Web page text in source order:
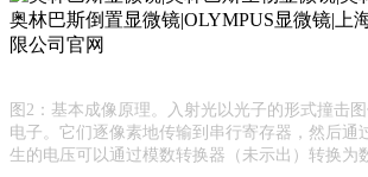
图 2：基本成像原理。入射光以光子的形式撞击
电子。它们逐像素地传输到串行寄存器，然后通
生的电压可以通过模数转换器（未示出）转换为